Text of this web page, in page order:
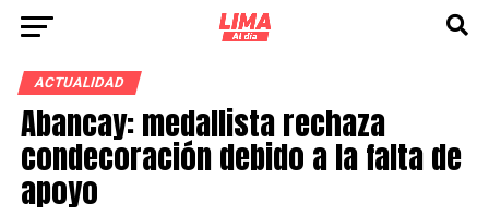
ACTUALIDAD
Abancay: medallista rechaza
condecoración debido a la falta de
apoyo